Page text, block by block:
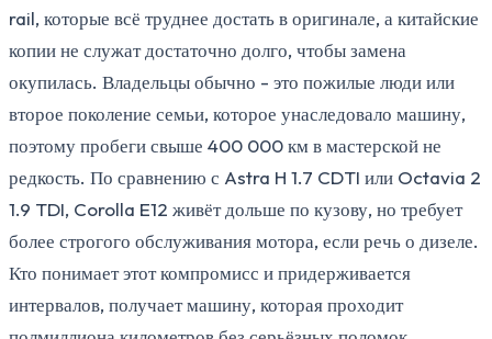
rail, которые всё труднее достать в оригинале, а китайские
копии не служат достаточно долго, чтобы замена
окупилась. Владельцы обычно - это пожилые люди или
второе поколение семьи, которое унаследовало машину,
поэтому пробеги свыше 400 000 км в мастерской не
редкость. По сравнению с Astra H 1.7 CDTI или Octavia 2
1.9 TDI, Corolla E12 живёт дольше по кузову, но требует
более строгого обслуживания мотора, если речь о дизеле.
Кто понимает этот компромисс и придерживается
интервалов, получает машину, которая проходит